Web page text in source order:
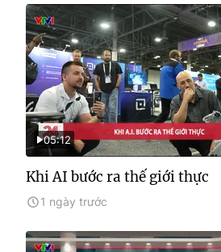
05:12
Khi AI bước ra thế giới thực
1 ngày trước